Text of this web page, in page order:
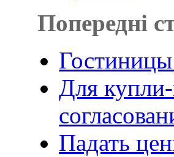
Попередні
Для
Падать